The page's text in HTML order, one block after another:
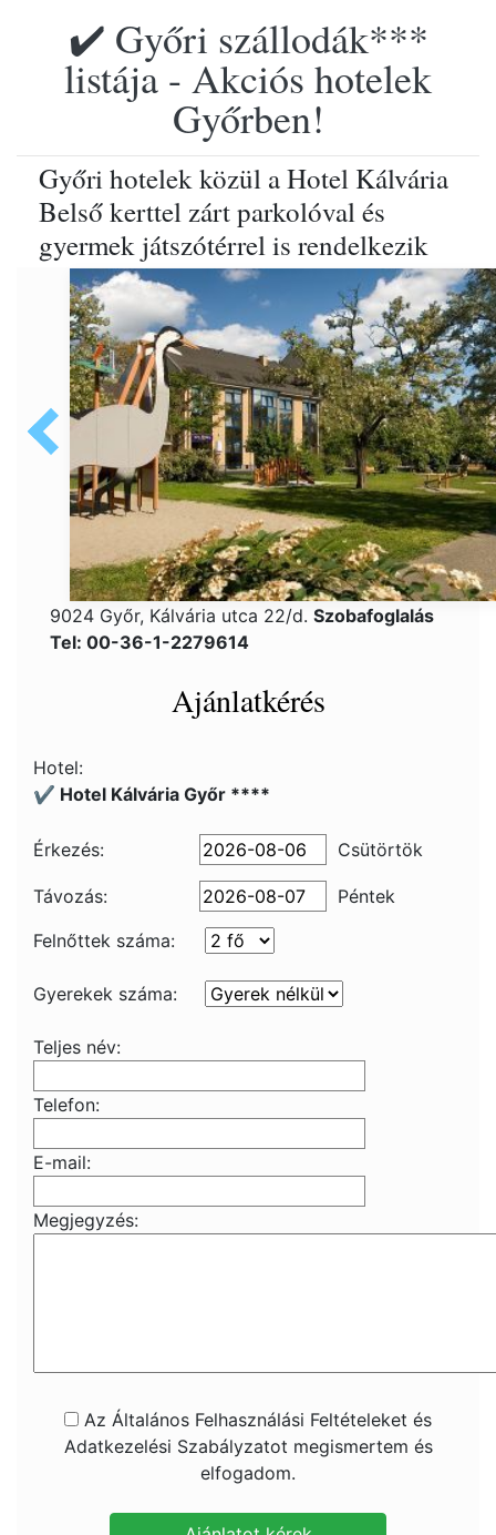
✔️ Győri szállodák***
listája - Akciós hotelek
Győrben!
Győri hotelek közül a Hotel Kálvária
Belső kerttel zárt parkolóval és
gyermek játszótérrel is rendelkezik
9024 Győr, Kálvária utca 22/d. Szobafoglalás
Tel: 00-36-1-2279614
Ajánlatkérés
Hotel:
✔️ Hotel Kálvária Győr ****
Érkezés: Csütörtök
Távozás:
Péntek
Felnőttek száma:
Gyerekek száma:
Teljes név:
Telefon:
E-mail:
Megjegyzés:
Az Általános Felhasználási Feltételeket és
Adatkezelési Szabályzatot megismertem és
elfogadom.